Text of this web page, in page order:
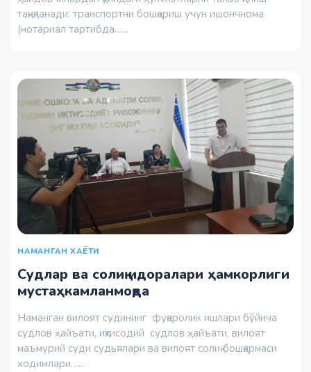
тақиқланади: транспортни бошқариш учун ишончнома
(нотариал тартибда…...
НАМАНГАН ХАЁТИ
Судлар ва солиқ идоралари ҳамкорлиги
мустаҳкамланмоқда
Наманган вилоят судининг фуқаролик ишлари бўйича
судлов ҳайъати, иқтисодий судлов ҳайъати, вилоят
маъмурий суди судьялари ва вилоят солиқ бошқармаси
ходимлари…...